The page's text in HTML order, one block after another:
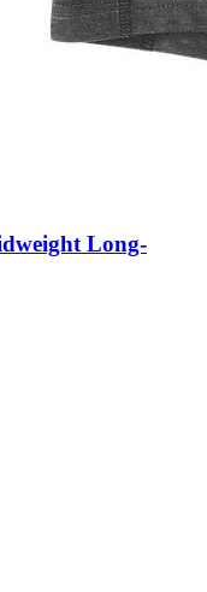
Long-